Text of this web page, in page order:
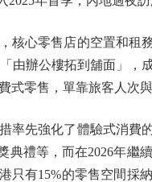
心零售店的空置和租
由辦公樓拓到舖面」
式零售，單靠旅客人次
先強化了體驗式消費
典禮等，而在2026年
只有15%的零售空間